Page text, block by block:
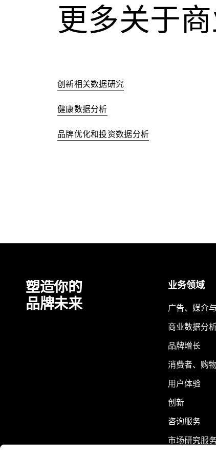
更多关于
创新相关数据研究
健康数据分析
品牌优化和投资数据分析
塑造你的
品牌未来
业务领域
广告、媒介
商业数据分
品牌增长
消费者、购
用户体验
创新
咨询服务
市场研究服